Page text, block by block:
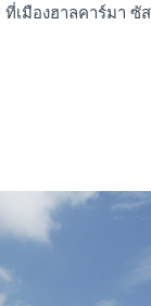
เมืองฮาลคาร์มา ซั